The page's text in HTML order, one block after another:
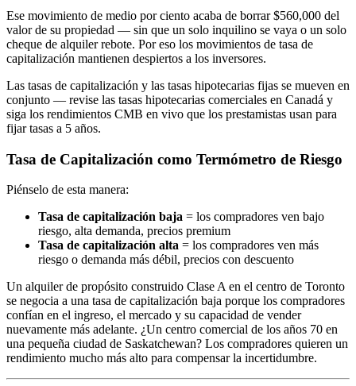
Ese movimiento de medio por ciento acaba de borrar $560,000 del
valor de su propiedad — sin que un solo inquilino se vaya o un solo
cheque de alquiler rebote. Por eso los movimientos de tasa de
capitalización mantienen despiertos a los inversores.
Las tasas de capitalización y las tasas hipotecarias fijas se mueven en
conjunto — revise las tasas hipotecarias comerciales en Canadá y
siga los rendimientos CMB en vivo que los prestamistas usan para
fijar tasas a 5 años.
Tasa de Capitalización como Termómetro de Riesgo
Piénselo de esta manera:
Tasa de capitalización baja = los compradores ven bajo
riesgo, alta demanda, precios premium
Tasa de capitalización alta = los compradores ven más
riesgo o demanda más débil, precios con descuento
Un alquiler de propósito construido Clase A en el centro de Toronto
se negocia a una tasa de capitalización baja porque los compradores
confían en el ingreso, el mercado y su capacidad de vender
nuevamente más adelante. ¿Un centro comercial de los años 70 en
una pequeña ciudad de Saskatchewan? Los compradores quieren un
rendimiento mucho más alto para compensar la incertidumbre.